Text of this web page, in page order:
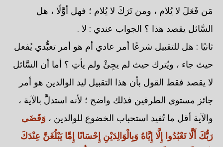
مَن فَعَلَ لا يُلام ، ومن تَرَكَ لا يُلام ؛ فهل أوَّلًا ، هل
السَّائل يقصد هذا ؟ الجواب عندي : لا .
ثانيًا : هل للتقبيل شرعًا أمر عادي أم هو أمر تعبُّدي يُفعل
حيث جاء ، ويُترك حيث لم يجِئْ ولم يأتِ ؟ أما أن السَّائل
لا يقصد فقط القول بأن هذا التقبيل ليد الوالدين هو أمر
جائز مستوي الطرفين فذلك واضح ؛ لأنه استدلَّ بالآية ،
والآية أقل ما تُفيد استحباب الخضوع للوالدين ، وَقَضَى
رَبُّكَ أَلَّا تَعْبُدُوا إِلَّا إِيَّاهُ وَبِالْوَالِدَيْنِ إِحْسَانًا إِمَّا يَبْلُغَنَّ عِنْدَكَ